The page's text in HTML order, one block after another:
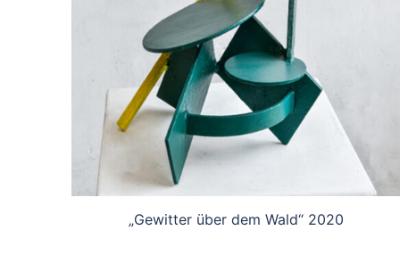
„Gewitter über dem Wald“ 2020